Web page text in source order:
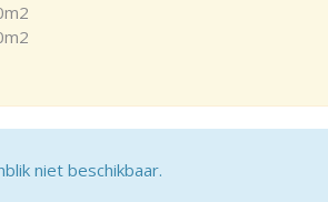
niet beschikbaar.